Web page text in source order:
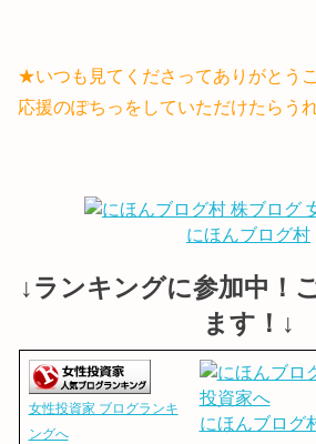
★いつも見てくださってありがとう
応援のぽちっをしていただけたらう
にほんブログ村
↓ランキングに参加中！
ます！↓
女性投資家 ブログランキ
ングへ
にほんブログ